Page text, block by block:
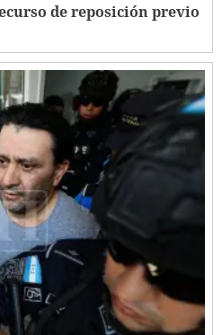
de reposición previo